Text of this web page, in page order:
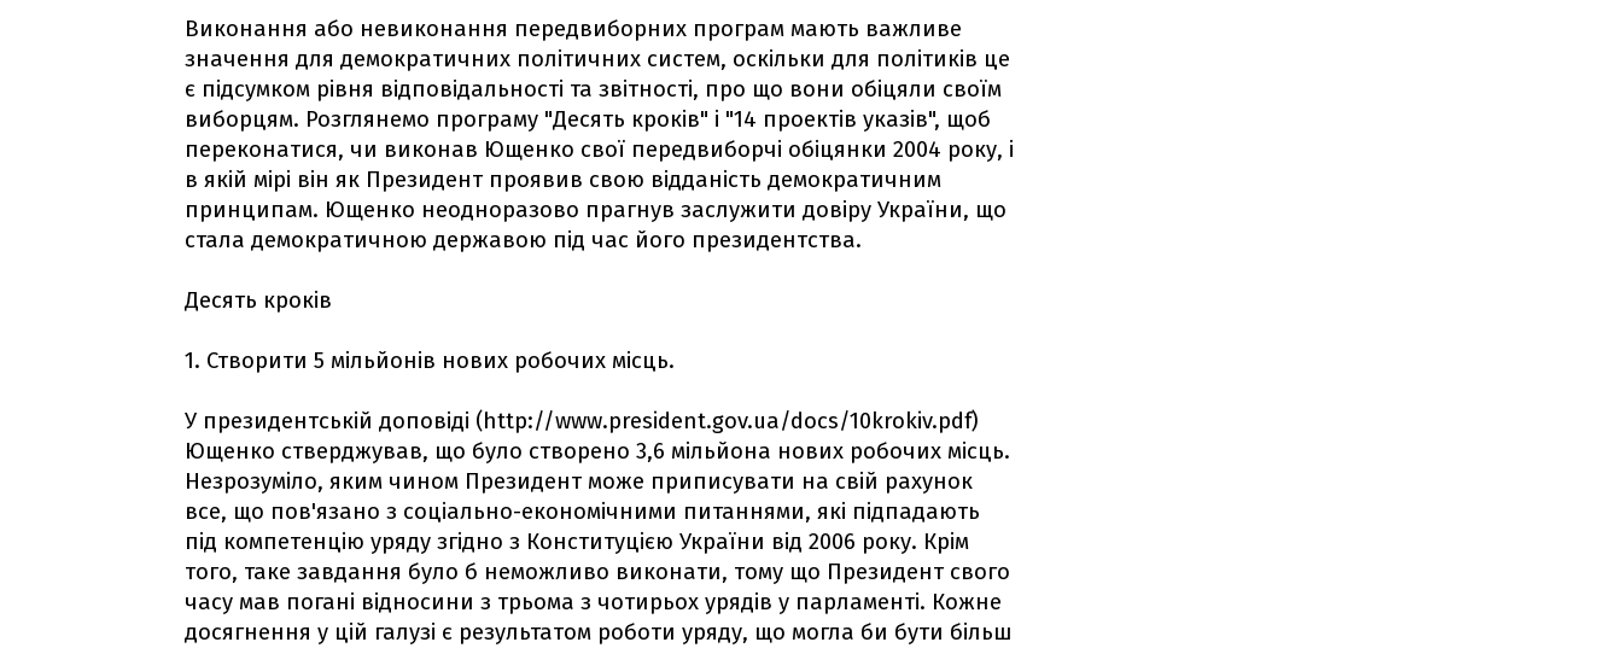
Виконання або невиконання передвиборних програм мають важливе
значення для демократичних політичних систем, оскільки для політиків це
є підсумком рівня відповідальності та звітності, про що вони обіцяли своїм
виборцям. Розглянемо програму "Десять кроків" і "14 проектів указів", щоб
переконатися, чи виконав Ющенко свої передвиборчі обіцянки 2004 року, і
в якій мірі він як Президент проявив свою відданість демократичним
принципам. Ющенко неодноразово прагнув заслужити довіру України, що
стала демократичною державою під час його президентства.
Десять кроків
1. Створити 5 мільйонів нових робочих місць.
У президентській доповіді (http://www.president.gov.ua/docs/10krokiv.pdf)
Ющенко стверджував, що було створено 3,6 мільйона нових робочих місць.
Незрозуміло, яким чином Президент може приписувати на свій рахунок
все, що пов'язано з соціально-економічними питаннями, які підпадають
під компетенцію уряду згідно з Конституцією України від 2006 року. Крім
того, таке завдання було б неможливо виконати, тому що Президент свого
часу мав погані відносини з трьома з чотирьох урядів у парламенті. Кожне
досягнення у цій галузі є результатом роботи уряду, що могла би бути більш